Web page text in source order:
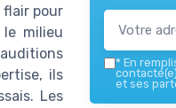
flair pour
milieu
ils
Les
* En
et ses